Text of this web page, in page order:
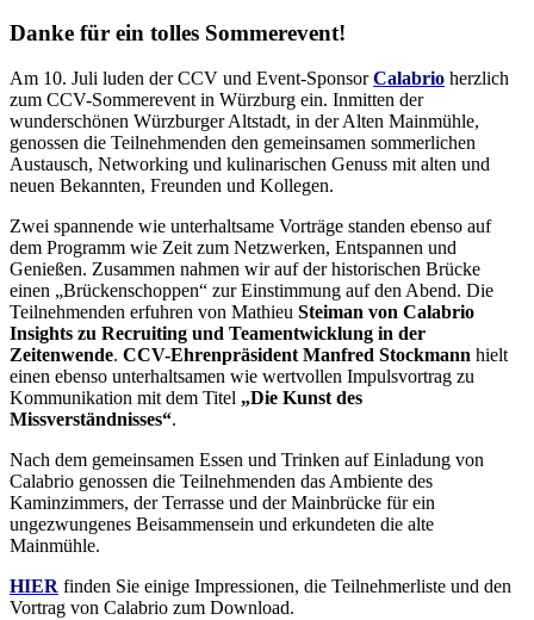
Danke für ein tolles Sommerevent!
Am 10. Juli luden der CCV und Event-SponsorCalabrio herzlich
zum CCV-Sommerevent in Würzburg ein. Inmitten der
wunderschönen Würzburger Altstadt, in der Alten Mainmühle,
genossen die Teilnehmenden den gemeinsamen sommerlichen
Austausch, Networking und kulinarischen Genuss mit alten und
neuen Bekannten, Freunden und Kollegen.
Zwei spannende wie unterhaltsame Vorträge standen ebenso auf
dem Programm wie Zeit zum Netzwerken, Entspannen und
Genießen. Zusammen nahmen wir auf der historischen Brücke
einen „Brückenschoppen“ zur Einstimmung auf den Abend. Die
Teilnehmenden erfuhren von Mathieu Steiman von Calabrio
Insights zu Recruiting und Teamentwicklung in der
Zeitenwende. CCV-Ehrenpräsident Manfred Stockmann hielt
einen ebenso unterhaltsamen wie wertvollen Impulsvortrag zu
Kommunikation mit dem Titel „Die Kunst des
Missverständnisses“.
Nach dem gemeinsamen Essen und Trinken auf Einladung von
Calabrio genossen die Teilnehmenden das Ambiente des
Kaminzimmers, der Terrasse und der Mainbrücke für ein
ungezwungenes Beisammensein und erkundeten die alte
Mainmühle.
HIER finden Sie einige Impressionen, die Teilnehmerliste und den
Vortrag von Calabrio zum Download.